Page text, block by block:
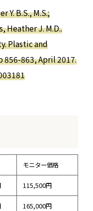
Y. B.S., M.S.;
Heather J. M.D..
Plastic and
856-863, April 2017.
モニター価格
115,500円
165,000円